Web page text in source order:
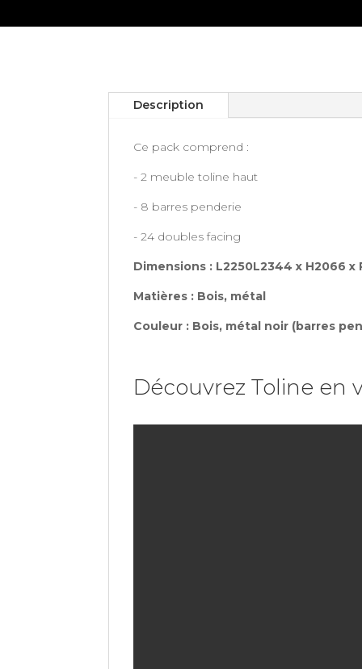
Description
Ce pack comprend :
- 2 meuble toline haut
- 8 barres penderie
- 24 doubles facing
Dimensions : L2250L2344 x H2066 x
Matières : Bois, métal
Couleur : Bois, métal noir (barres
Découvrez Toline en